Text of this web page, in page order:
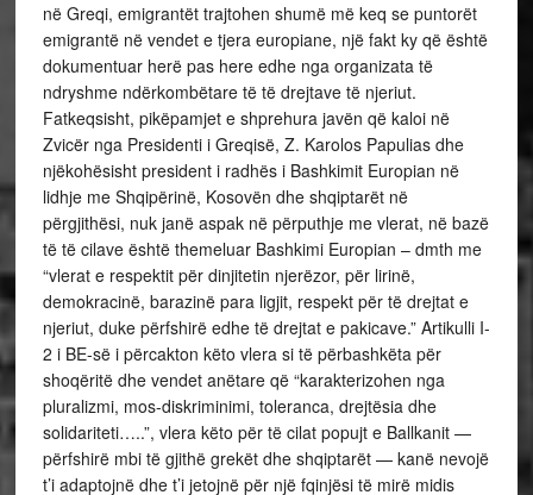
në Greqi, emigrantët trajtohen shumë më keq se puntorët
emigrantë në vendet e tjera europiane, një fakt ky që është
dokumentuar herë pas here edhe nga organizata të
ndryshme ndërkombëtare të të drejtave të njeriut.
Fatkeqsisht, pikëpamjet e shprehura javën që kaloi në
Zvicër nga Presidenti i Greqisë, Z. Karolos Papulias dhe
njëkohësisht president i radhës i Bashkimit Europian në
lidhje me Shqipërinë, Kosovën dhe shqiptarët në
përgjithësi, nuk janë aspak në përputhje me vlerat, në bazë
të të cilave është themeluar Bashkimi Europian – dmth me
“vlerat e respektit për dinjitetin njerëzor, për lirinë,
demokracinë, barazinë para ligjit, respekt për të drejtat e
njeriut, duke përfshirë edhe të drejtat e pakicave.” Artikulli I-
2 i BE-së i përcakton këto vlera si të përbashkëta për
shoqëritë dhe vendet anëtare që “karakterizohen nga
pluralizmi, mos-diskriminimi, toleranca, drejtësia dhe
solidariteti…..”, vlera këto për të cilat popujt e Ballkanit —
përfshirë mbi të gjithë grekët dhe shqiptarët — kanë nevojë
t’i adaptojnë dhe t’i jetojnë për një fqinjësi të mirë midis